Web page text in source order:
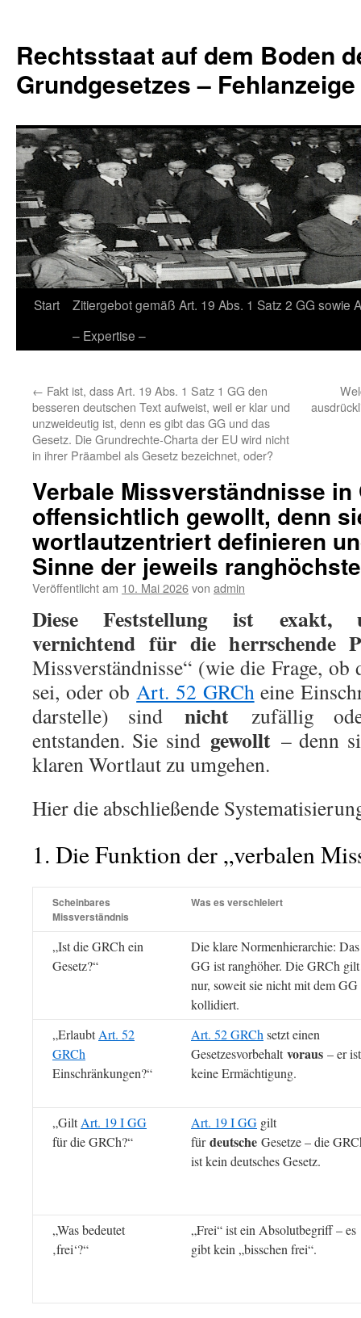
springen
Rechtsstaat auf dem Boden
Grundgesetzes –
Start
Zitiergebot gemäß Art. 19 Abs. 1 Satz 2 GG sowie
– Expertise –
← Fakt ist, dass Art. 19 Abs. 1 Satz 1 GG den
besseren deutschen Text aufweist, weil er klar und
unzweideutig ist, denn es gibt das GG und das
Gesetz. Die Grundrechte-Charta der EU wird nicht
in ihrer Präambel als Gesetz bezeichnet, oder?
Verbale Missverständnisse in
offensichtlich gewollt, denn
wortlautzentriert definieren
Sinne der jeweils
Veröffentlicht am 10. Mai 2026von admin
Diese Feststellung ist exakt,
vernichtend für die herrschende
Missverständnisse“ (wie die Frage, ob
sei, oder obArt. 52 GRCheine
darstelle) sindnicht zufällig
entstanden. Sie sind gewollt – denn
klaren Wortlaut zu umgehen.
Hier die abschließende
1. Die Funktion der „verbalen
Scheinbares
Missverständnis
Was es verschleiert
„Ist die GRCh ein
Gesetz?“
Die klare Normenhierarchie: Das
GG ist ranghöher. Die GRCh gilt
nur, soweit sie nicht mit dem GG
kollidiert.
„ErlaubtArt. 52
GRCh
Einschränkungen?“
Art. 52 GRCh setzt einen
Gesetzesvorbehaltvoraus – er ist
keine Ermächtigung.
„GiltArt. 19 I GG
für die GRCh?“
Art. 19 I GG gilt
fürdeutsche Gesetze – die
ist kein deutsches Gesetz.
„Was bedeutet
‚frei‘?“
„Frei“ ist ein Absolutbegriff – es
gibt kein „bisschen frei“.